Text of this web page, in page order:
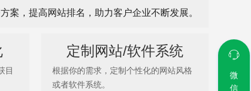
案，提高网站排名，助力客户企业不断发展。
目
定制网站/软件系统
根据你的需求，定制个性化的网站风格
或者软件系统。
微
信